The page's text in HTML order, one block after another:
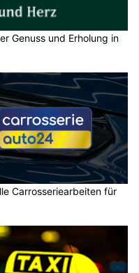
Genuss und Erholung in
Carrosseriearbeiten für